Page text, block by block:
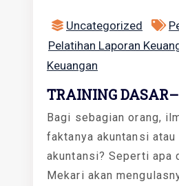
Uncategorized
Pelatihan Laporan
Keuangan
TRAINING
Bagi sebagian orang,
faktanya akuntansi atau
akuntansi? Seperti apa
Mekari akan